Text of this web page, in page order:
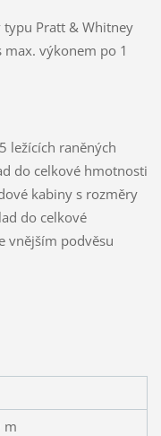
Pratt & Whitney
max. výkonem po 1
raněných
do celkové hmotnosti
kabiny s rozměry
do celkové
vnějším podvěsu
m